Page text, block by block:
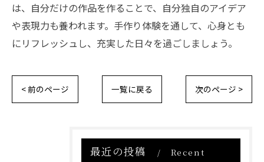
は、自分だけの作品を作ることで、自分独自のアイデア
や表現力も養われます。手作り体験を通して、心身とも
にリフレッシュし、充実した日々を過ごしましょう。
< 前のページ 一覧に戻る 次のページ >
最近の投稿
Recent